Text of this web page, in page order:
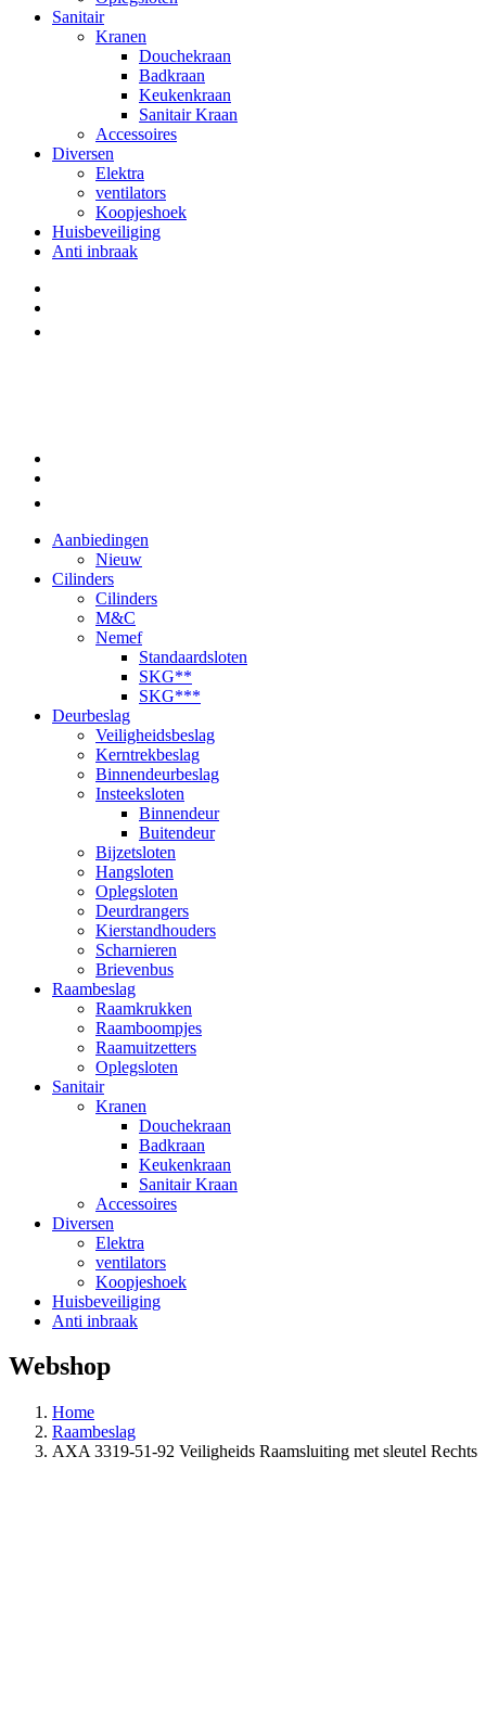
Sanitair
Kranen
Douchekraan
Badkraan
Keukenkraan
Sanitair Kraan
Accessoires
Diversen
Elektra
ventilators
Koopjeshoek
Huisbeveiliging
Anti inbraak
Aanbiedingen
Nieuw
Cilinders
Cilinders
M&C
Nemef
Standaardsloten
SKG**
SKG***
Deurbeslag
Veiligheidsbeslag
Kerntrekbeslag
Binnendeurbeslag
Insteeksloten
Binnendeur
Buitendeur
Bijzetsloten
Hangsloten
Oplegsloten
Deurdrangers
Kierstandhouders
Scharnieren
Brievenbus
Raambeslag
Raamkrukken
Raamboompjes
Raamuitzetters
Oplegsloten
Sanitair
Kranen
Douchekraan
Badkraan
Keukenkraan
Sanitair Kraan
Accessoires
Diversen
Elektra
ventilators
Koopjeshoek
Huisbeveiliging
Anti inbraak
Webshop
Home
Raambeslag
AXA 3319-51-92 Veiligheids Raamsluiting met sleutel Rechts